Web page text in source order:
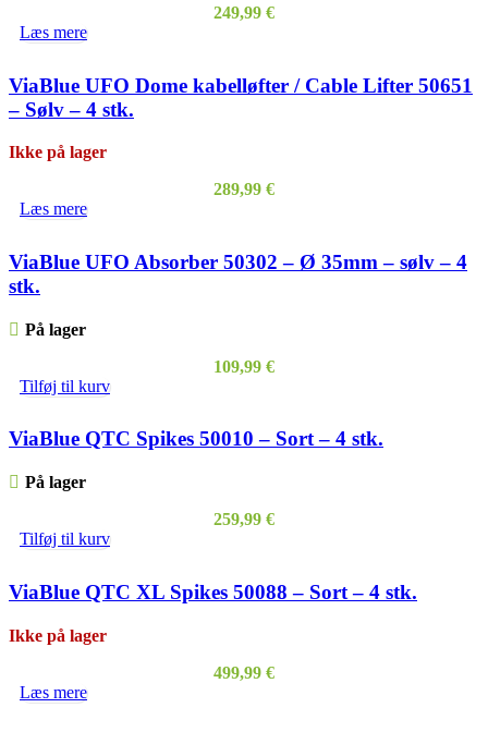
249,99 €
Læs mere
ViaBlue UFO Dome kabelløfter / Cable Lifter 50651
– Sølv – 4 stk.
Ikke på lager
289,99 €
Læs mere
ViaBlue UFO Absorber 50302 – Ø 35mm – sølv – 4
stk.
På lager
109,99 €
Tilføj til kurv
ViaBlue QTC Spikes 50010 – Sort – 4 stk.
På lager
259,99 €
Tilføj til kurv
ViaBlue QTC XL Spikes 50088 – Sort – 4 stk.
Ikke på lager
499,99 €
Læs mere